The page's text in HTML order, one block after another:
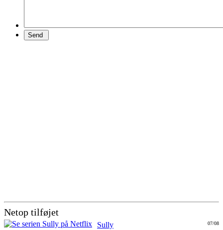
Netop tilføjet
07/08
Sully